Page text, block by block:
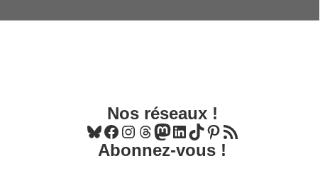
Nos réseaux !
Bluesky Facebook Instagram Threads Mastodon LinkedIn TikTok Pinterest
Flux RSS
Abonnez-vous !